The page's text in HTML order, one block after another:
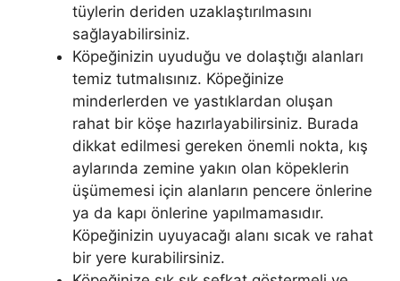
tüylerin deriden uzaklaştırılmasını
sağlayabilirsiniz.
Köpeğinizin uyuduğu ve dolaştığı alanları
temiz tutmalısınız. Köpeğinize
minderlerden ve yastıklardan oluşan
rahat bir köşe hazırlayabilirsiniz. Burada
dikkat edilmesi gereken önemli nokta, kış
aylarında zemine yakın olan köpeklerin
üşümemesi için alanların pencere önlerine
ya da kapı önlerine yapılmamasıdır.
Köpeğinizin uyuyacağı alanı sıcak ve rahat
bir yere kurabilirsiniz.